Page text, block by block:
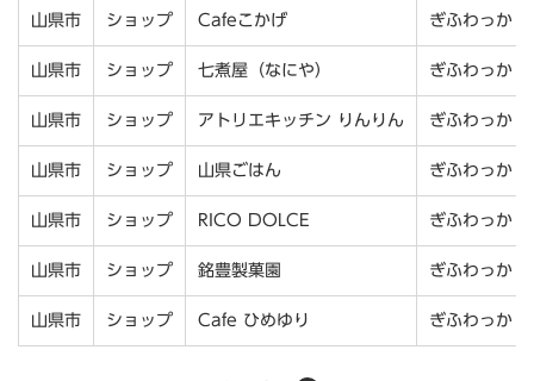
山県市 ショップ Cafeこかげ ぎふわっか
山県市 ショップ 七煮屋（なにや） ぎふわっか
山県市 ショップ アトリエキッチン りんりん ぎふわっか
山県市 ショップ 山県ごはん ぎふわっか
山県市 ショップ RICO DOLCE ぎふわっか
山県市 ショップ 銘豊製菓園 ぎふわっか
山県市 ショップ Cafe ひめゆり ぎふわっか